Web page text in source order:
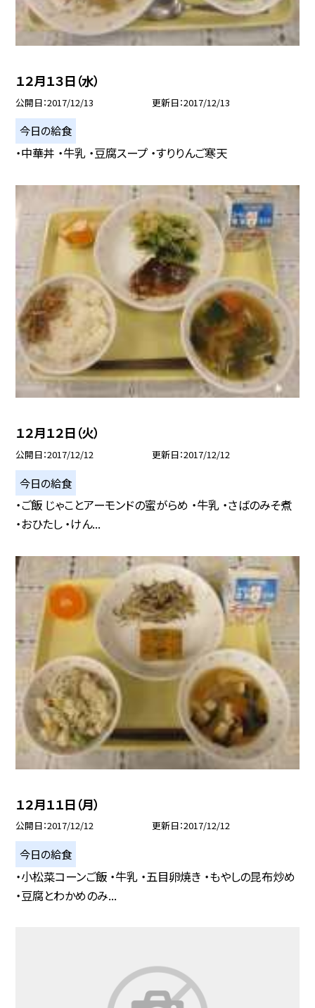
１２月１３日（水）
公開日 2017/12/13 更新日 2017/12/13
今日の給食
・中華丼 ・牛乳 ・豆腐スープ ・すりりんご寒天
１２月１２日（火）
公開日 2017/12/12 更新日 2017/12/12
今日の給食
・ご飯 じゃことアーモンドの蜜がらめ ・牛乳 ・さばのみそ煮
・おひたし ・けん...
１２月１１日（月）
公開日 2017/12/12 更新日 2017/12/12
今日の給食
・小松菜コーンご飯 ・牛乳 ・五目卵焼き ・もやしの昆布炒め
・豆腐とわかめのみ...